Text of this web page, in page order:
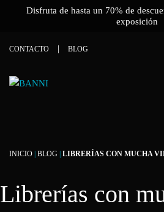
Disfruta de hasta un 70% de
exposición
CONTACTO BLOG
INICIO BLOG LIBRERÍAS CON MUCHA
Librerías con